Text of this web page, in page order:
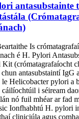
antasubstainte
Is
é H. Pylori
Kit (crómatagrafaíocht
chun antasubstaintí IgG
le Helicobacter pylori a
cáilíochtúil i séiream
nó fuil mhéar ar fad
Ionfhabhtú H. pylori
cliniciúla agus